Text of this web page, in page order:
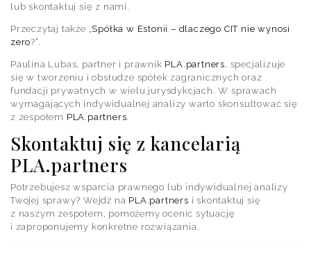
lub skontaktuj się z nami.
Przeczytaj także „Spółka w Estonii – dlaczego CIT nie wynosi
zero?”.
Paulina Lubas, partner i prawnik PLA.partners , specjalizuje
się w tworzeniu i obsłudze spółek zagranicznych oraz
fundacji prywatnych w wielu jurysdykcjach. W sprawach
wymagających indywidualnej analizy warto skonsultować się
z zespołem PLA.partners
Skontaktuj się z kancelarią
PLA.partners
Potrzebujesz wsparcia prawnego lub indywidualnej analizy
Twojej sprawy? Wejdź na PLA.partners i skontaktuj się
z naszym zespołem, pomożemy ocenić sytuację
i zaproponujemy konkretne rozwiązania.